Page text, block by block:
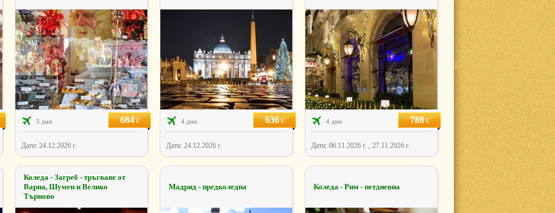
5 дни 684€
Дати: 24.12.2026 г.
4 дни 636€
Дати: 24.12.2026 г.
4 дни 788€
Дати: 06.11.2026 г. , 27.11.2026 г.
Коледа - Загреб - тръгване от
Варна, Шумен и Велико
Търново
Мадрид - предколедна Коледа - Рим - петдневна